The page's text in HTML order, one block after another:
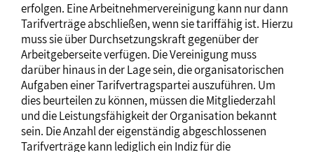
erfolgen. Eine Arbeitnehmervereinigung kann nur dann
Tarifverträge abschließen, wenn sie tariffähig ist. Hierzu
muss sie über Durchsetzungskraft gegenüber der
Arbeitgeberseite verfügen. Die Vereinigung muss
darüber hinaus in der Lage sein, die organisatorischen
Aufgaben einer Tarifvertragspartei auszuführen. Um
dies beurteilen zu können, müssen die Mitgliederzahl
und die Leistungsfähigkeit der Organisation bekannt
sein. Die Anzahl der eigenständig abgeschlossenen
Tarifverträge kann lediglich ein Indiz für die